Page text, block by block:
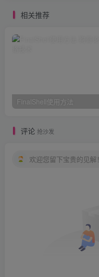
相关推荐
FinalShell使用方法
评论 抢沙发
欢迎您留下宝贵的见解！